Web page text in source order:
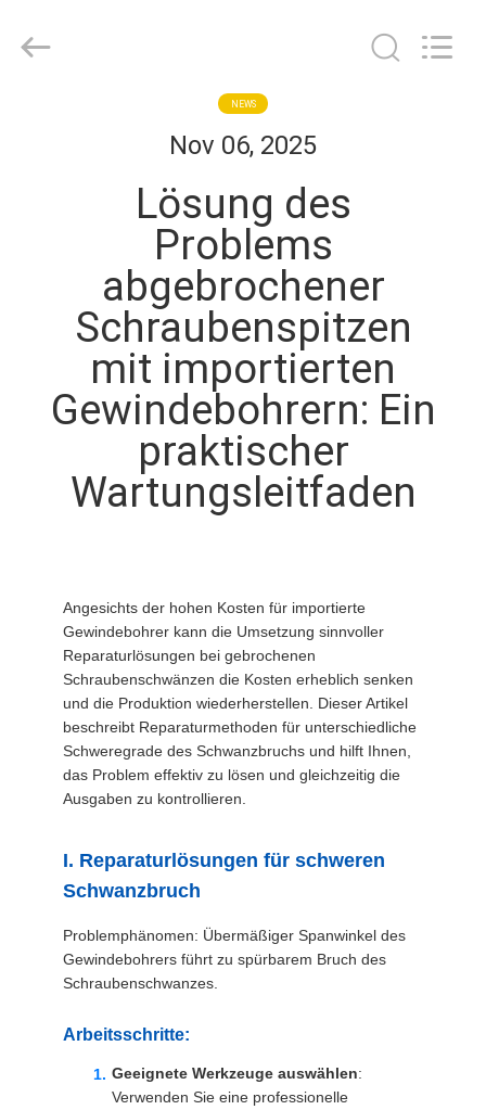
PRODUKTE
FABRIK-
AUSFLUG
TRETEN
VERBINDUNG
NACHRICHTEN
FORDERN
SIE EIN
SITEMAP
Limited.
NEWS
Nov 06, 2025
Lösung des
Problems
abgebrochener
Schraubenspitzen
mit importierten
Gewindebohrern: Ein
praktischer
Wartungsleitfaden
Angesichts der hohen Kosten für importierte
Gewindebohrer kann die Umsetzung sinnvoller
Reparaturlösungen bei gebrochenen
Schraubenschwänzen die Kosten erheblich senken
und die Produktion wiederherstellen. Dieser Artikel
beschreibt Reparaturmethoden für unterschiedliche
Schweregrade des Schwanzbruchs und hilft Ihnen,
das Problem effektiv zu lösen und gleichzeitig die
Ausgaben zu kontrollieren.
I. Reparaturlösungen für schweren
Schwanzbruch
Problemphänomen: Übermäßiger Spanwinkel des
Gewindebohrers führt zu spürbarem Bruch des
Schraubenschwanzes.
Arbeitsschritte:
Geeignete Werkzeuge auswählen:
Verwenden Sie eine professionelle